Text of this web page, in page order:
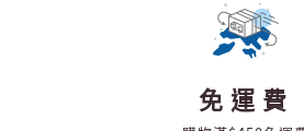
免運費